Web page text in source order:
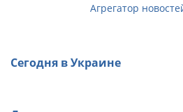
Агрегатор
Сегодня в Украине